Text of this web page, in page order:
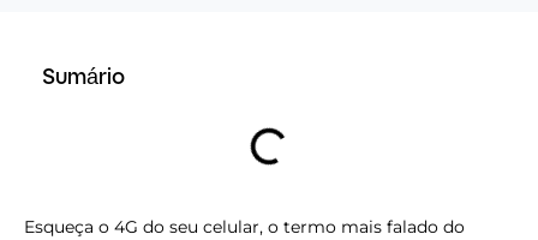
Sumário
Esqueça o 4G do seu celular, o termo mais falado do